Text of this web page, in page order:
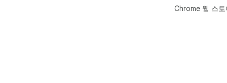
Chrome 웹 스